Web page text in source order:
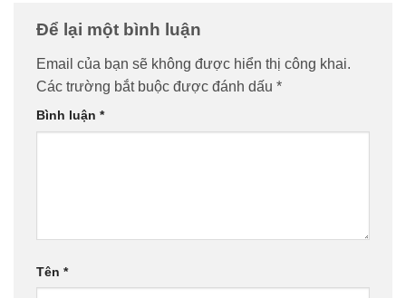
Để lại một bình luận
Email của bạn sẽ không được hiển thị công khai.
Các trường bắt buộc được đánh dấu *
Bình luận *
Tên *